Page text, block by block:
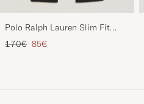
Polo Ralph Lauren Slim Fit
Stretch Chinos Black
Reguliere prijs
170€ Verlaagd prijs
85€